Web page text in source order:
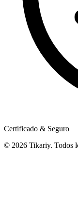
Certificado & Seguro
© 2026 Tikariy. Todos